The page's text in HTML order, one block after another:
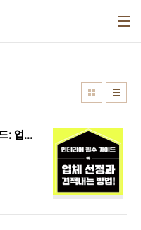
성공적인 인테리어를 위한 필수 가이드: 업체 선정과 견적내는 방법!